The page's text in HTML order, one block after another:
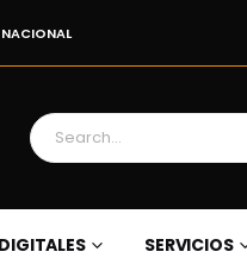
DIGITALES SERVICIOS